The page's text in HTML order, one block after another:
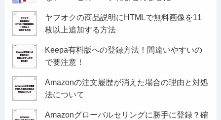
ヤフオクの商品説明にHTMLで無料画像を11
枚以上追加する方法
Keepa有料版への登録方法！間違いやすいの
で要注意！
Amazonの注文履歴が消えた場合の理由と対処
法について
Amazonグローバルセリングに勝手に登録？確